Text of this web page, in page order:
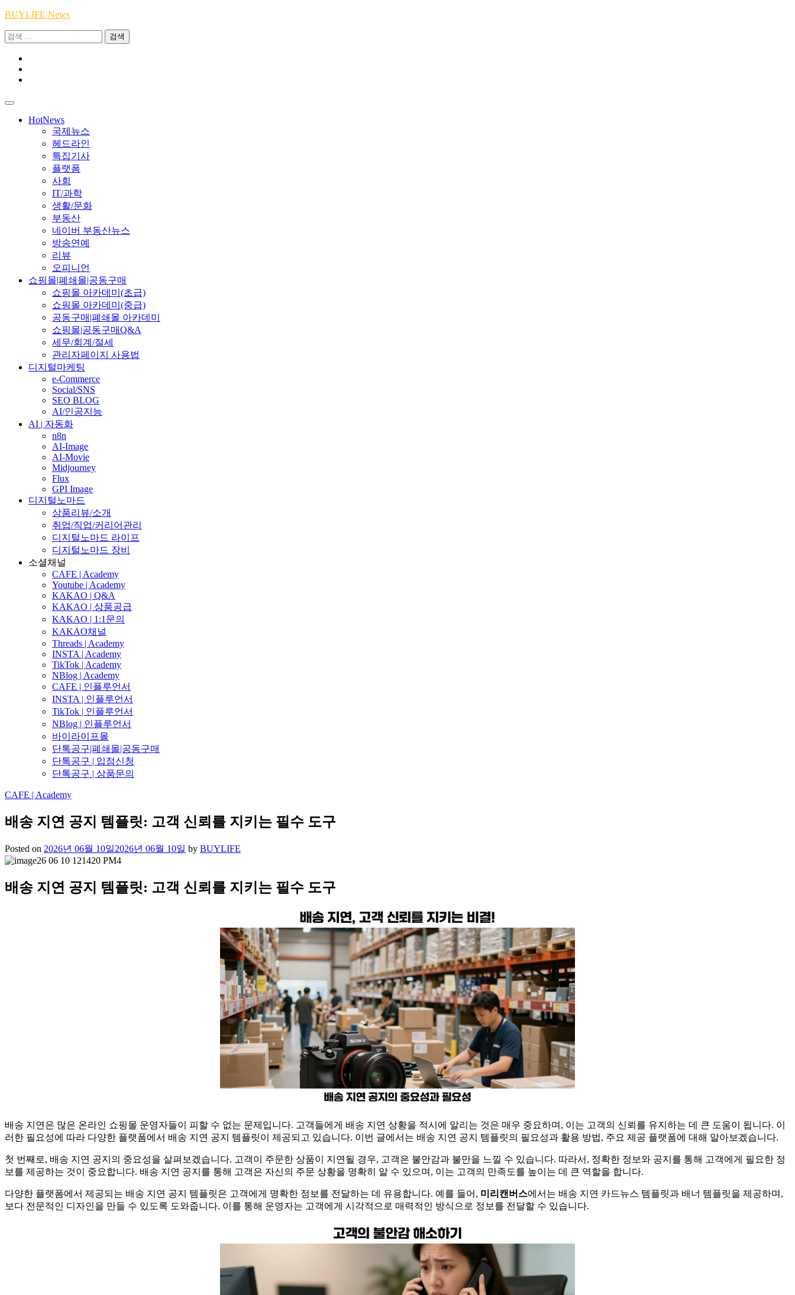
Skip
content
BUYLIFE News
검
HotNews
국제뉴스
헤드라인
특집기사
플랫폼
사회
IT/과학
생활/문화
부동산
네이버 부동산뉴스
방송연예
리뷰
오피니언
쇼핑몰|폐쇄몰|공동구매
쇼핑몰 아카데미(초급)
쇼핑몰 아카데미(중급)
공동구매|폐쇄몰 아카데미
쇼핑몰|공동구매Q&A
세무/회계/절세
관리자페이지 사용법
디지털마케팅
e-Commerce
Social/SNS
SEO BLOG
AI/인공지능
AI | 자동화
n8n
AI-Image
AI-Movie
Midjourney
Flux
GPI Image
디지털노마드
상품리뷰/소개
취업/직업/커리어관리
디지털노마드 라이프
디지털노마드 장비
소셜채널
CAFE | Academy
Youtube | Academy
KAKAO | Q&A
KAKAO | 상품공급
KAKAO | 1:1문의
KAKAO채널
Threads | Academy
INSTA | Academy
TikTok | Academy
NBlog | Academy
CAFE | 인플루언서
INSTA | 인플루언서
TikTok | 인플루언서
NBlog | 인플루언서
바이라이프몰
단톡공구|폐쇄몰|공동구매
단톡공구 | 입점신청
단톡공구 | 상품문의
CAFE | Academy
배송 지연 공지 템플릿: 고객 신뢰를 지키는 필수 도구
Posted on 2026년 06월 10일2026년 06월 10일 by BUYLIFE
배송 지연 공지 템플릿: 고객 신뢰를 지키는 필수 도구
배송 지연은 많은 온라인 쇼핑몰 운영자들이 피할 수 없는 문제입니다. 고객들에게 배송 지연 상황을 적시에 알리는 것은 매우 중요하며, 이는 고객의 신뢰를 유지하는 데 큰 도움이 됩니다. 이
러한 필요성에 따라 다양한 플랫폼에서 배송 지연 공지 템플릿이 제공되고 있습니다. 이번 글에서는 배송 지연 공지 템플릿의 필요성과 활용 방법, 주요 제공 플랫폼에 대해 알아보겠습니다.
첫 번째로, 배송 지연 공지의 중요성을 살펴보겠습니다. 고객이 주문한 상품이 지연될 경우, 고객은 불안감과 불만을 느낄 수 있습니다. 따라서, 정확한 정보와 공지를 통해 고객에게 필요한 정
보를 제공하는 것이 중요합니다. 배송 지연 공지를 통해 고객은 자신의 주문 상황을 명확히 알 수 있으며, 이는 고객의 만족도를 높이는 데 큰 역할을 합니다.
다양한 플랫폼에서 제공되는 배송 지연 공지 템플릿은 고객에게 명확한 정보를 전달하는 데 유용합니다. 예를 들어, 미리캔버스에서는 배송 지연 카드뉴스 템플릿과 배너 템플릿을 제공하며,
보다 전문적인 디자인을 만들 수 있도록 도와줍니다. 이를 통해 운영자는 고객에게 시각적으로 매력적인 방식으로 정보를 전달할 수 있습니다.